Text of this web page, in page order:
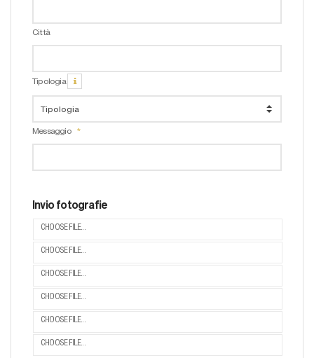
Città
Tipologia
Messaggio
Invio fotografie
CHOOSE FILE...
CHOOSE FILE...
CHOOSE FILE...
CHOOSE FILE...
CHOOSE FILE...
CHOOSE FILE...